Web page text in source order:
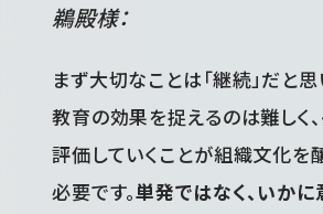
鵜殿様：
まず大切なことは「継続」だと
教育の効果を捉えるのは難しく
評価していくことが組織文化を
必要です。単発ではなく、いか